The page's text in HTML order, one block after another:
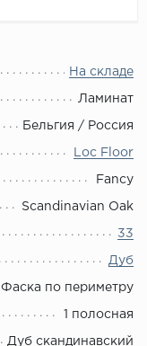
На складе
Ламинат
Бельгия / Россия
Loc Floor
Fancy
Scandinavian Oak
33
Дуб
Фаска по периметру
1 полосная
Дуб скандинавский